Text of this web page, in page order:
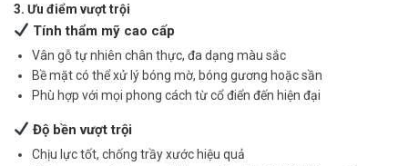
3. Ưu điểm vượt trội
Tính thẩm mỹ cao cấp
Vân gỗ tự nhiên chân thực, đa dạng màu sắc
Bề mặt có thể xử lý bóng mờ, bóng gương hoặc sần
Phù hợp với mọi phong cách từ cổ điển đến hiện đại
Độ bền vượt trội
Chịu lực tốt, chống trầy xước hiệu quả